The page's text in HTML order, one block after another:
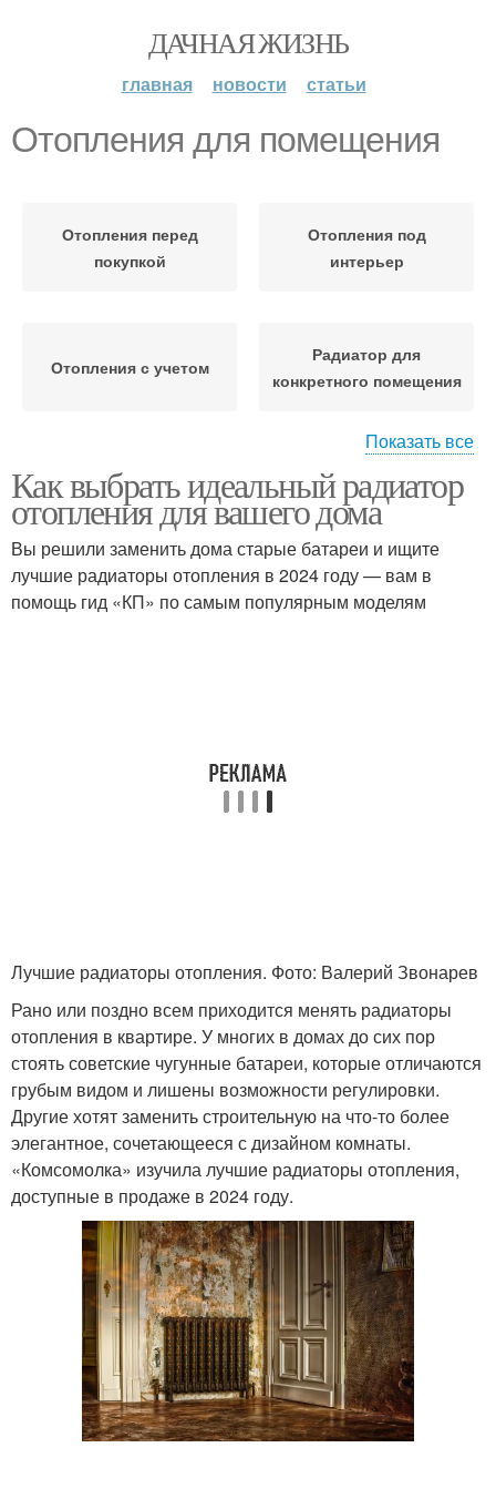
ДАЧНАЯ ЖИЗНЬ
главная новости статьи
Отопления для помещения
Отопления перед
покупкой
Отопления под
интерьер
Отопления с учетом
Радиатор для
конкретного помещения
однотрубной
конструкцией
Показать все
Как выбрать идеальный радиатор
отопления для вашего дома
Вы решили заменить дома старые батареи и ищите
лучшие радиаторы отопления в 2024 году — вам в
помощь гид «КП» по самым популярным моделям
Лучшие радиаторы отопления. Фото: Валерий Звонарев
Рано или поздно всем приходится менять радиаторы
отопления в квартире. У многих в домах до сих пор
стоять советские чугунные батареи, которые отличаются
грубым видом и лишены возможности регулировки.
Другие хотят заменить строительную на что-то более
элегантное, сочетающееся с дизайном комнаты.
«Комсомолка» изучила лучшие радиаторы отопления,
доступные в продаже в 2024 году.